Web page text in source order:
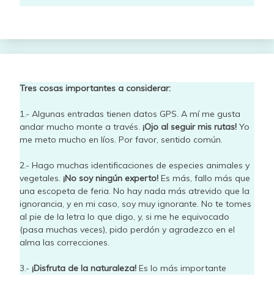
Tres cosas importantes a considerar:
1.- Algunas entradas tienen datos GPS. A mí me gusta
andar mucho monte a través. ¡Ojo al seguir mis rutas! Yo
me meto mucho en líos. Por favor, sentido común.
2.- Hago muchas identificaciones de especies animales y
vegetales. ¡No soy ningún experto! Es más, fallo más que
una escopeta de feria. No hay nada más atrevido que la
ignorancia, y en mi caso, soy muy ignorante. No te tomes
al pie de la letra lo que digo, y, si me he equivocado
(pasa muchas veces), pido perdón y agradezco en el
alma las correcciones.
3.- ¡Disfruta de la naturaleza! Es lo más importante